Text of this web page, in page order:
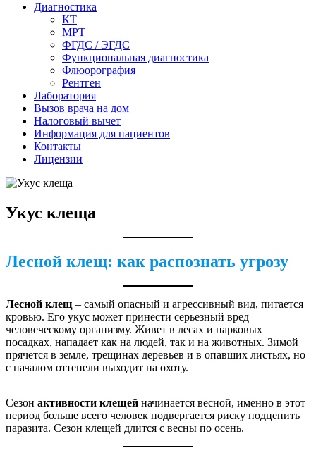
Диагностика
КТ
МРТ
ФГДС / ЭГДС
Функциональная диагностика
Флюорография
Рентген
Лаборатория
Вызов врача на дом
Налоговый вычет
Информация для пациентов
Контакты
Лицензии
Укус клеща
Лесной клещ: как распознать угрозу
Лесной клещ – самый опасный и агрессивный вид, питается
кровью. Его укус может принести серьезный вред
человеческому организму. Живет в лесах и парковых
посадках, нападает как на людей, так и на животных. Зимой
прячется в земле, трещинах деревьев и в опавших листьях, но
с началом оттепели выходит на охоту.
Сезон активности клещей начинается весной, именно в этот
период больше всего человек подвергается риску подцепить
паразита. Сезон клещей длится с весны по осень.